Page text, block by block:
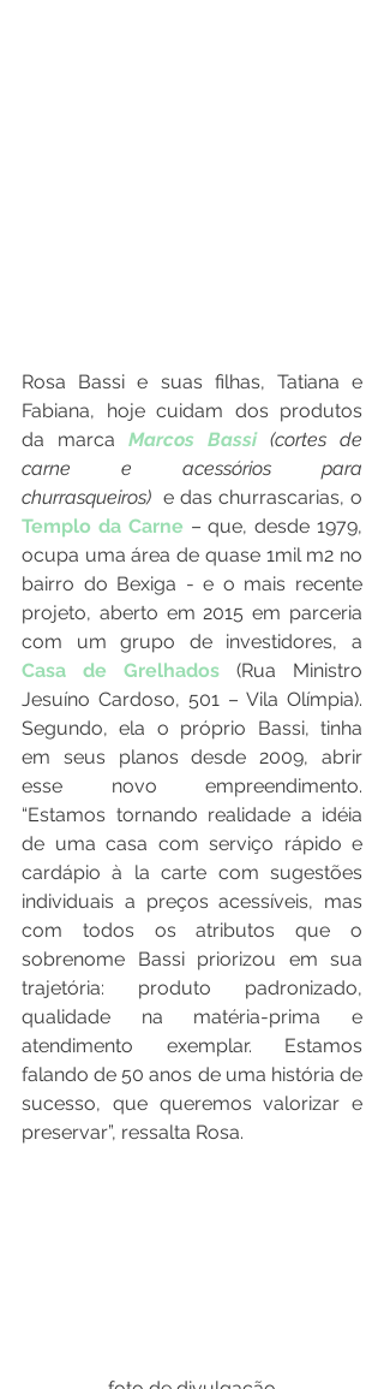
Rosa Bassi e suas filhas, Tatiana e
Fabiana, hoje cuidam dos produtos
da marca Marcos Bassi (cortes de
carne e acessórios para
churrasqueiros)
Templo da Carne – que, desde 1979,
ocupa uma área de quase 1mil m2 no
bairro do Bexiga - e o mais recente
projeto, aberto em 2015 em parceria
Casa de Grelhados (Rua Ministro
Jesuíno Cardoso, 501 – Vila Olímpia).
Segundo, ela o próprio Bassi, tinha
em seus planos desde 2009, abrir
esse novo empreendimento.
“Estamos tornando realidade a idéia
de uma casa com serviço rápido e
cardápio à la carte com sugestões
individuais a preços acessíveis, mas
com todos os atributos que o
sobrenome Bassi priorizou em sua
trajetória: produto padronizado,
qualidade na matéria-prima e
atendimento exemplar. Estamos
falando de 50 anos de uma história de
sucesso, que queremos valorizar e
preservar”, ressalta Rosa.